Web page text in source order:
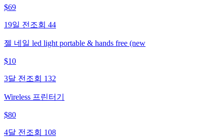
$69
19일 전 조회 44
젤 네일 led light portable & hands free (new
$10
3달 전 조회 132
Wireless 프린터기
$80
4달 전 조회 108